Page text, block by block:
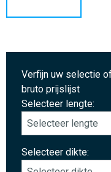
Verfijn uw selectie
bruto prijslijst
Selecteer lengte:
Selecteer dikte: